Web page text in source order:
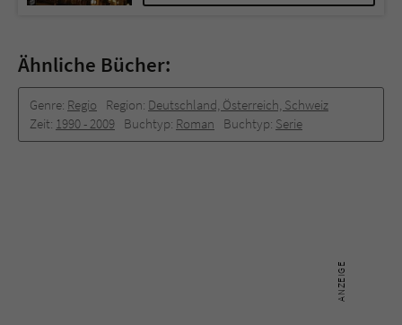
Ähnliche Bücher:
Genre: Regio Region: Deutschland, Österreich, Schweiz
Zeit: 1990 -­ 2009 Buchtyp: Roman Buchtyp: Serie